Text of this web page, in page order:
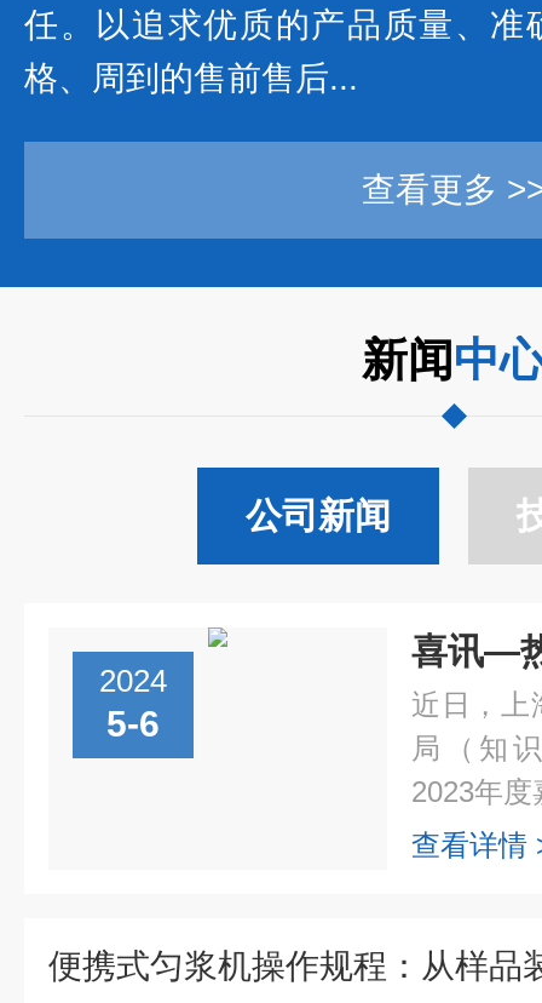
任。以追求优质的产品质量、准
格、周到的售前售后...
查看更多
新闻中
公司新闻
2024
5-6
近日，上
局（知
2023年
查看详情